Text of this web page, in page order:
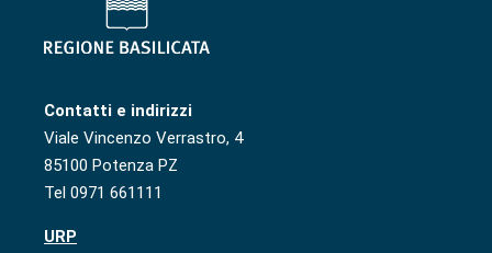
Contatti e indirizzi
Viale Vincenzo Verrastro, 4
85100 Potenza PZ
Tel 0971 661111
URP